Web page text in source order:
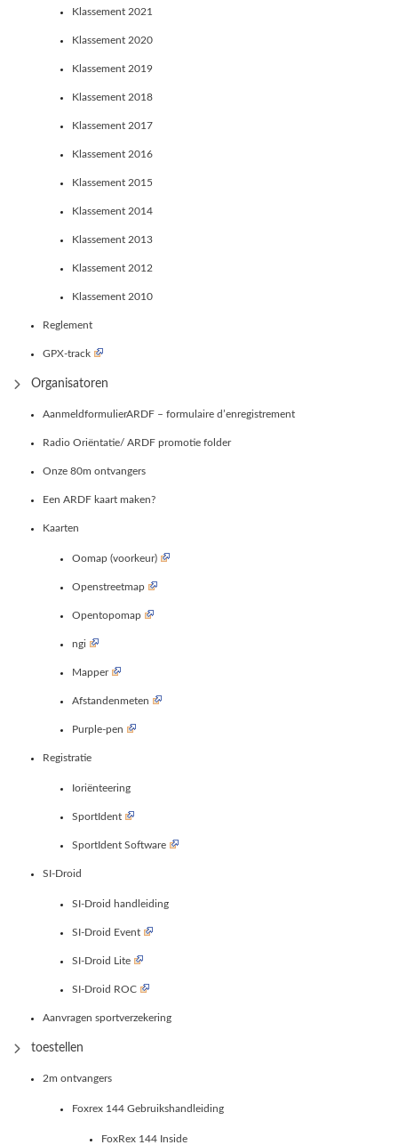
Klassement 2021
Klassement 2020
Klassement 2019
Klassement 2018
Klassement 2017
Klassement 2016
Klassement 2015
Klassement 2014
Klassement 2013
Klassement 2012
Klassement 2010
Reglement
GPX-track
Organisatoren
AanmeldformulierARDF – formulaire d’enregistrement
Radio Oriëntatie/ ARDF promotie folder
Onze 80m ontvangers
Een ARDF kaart maken?
Kaarten
Oomap (voorkeur)
Openstreetmap
Opentopomap
ngi
Mapper
Afstandenmeten
Purple-pen
Registratie
Ioriënteering
SportIdent
SportIdent Software
SI-Droid
SI-Droid handleiding
SI-Droid Event
SI-Droid Lite
SI-Droid ROC
Aanvragen sportverzekering
toestellen
2m ontvangers
Foxrex 144 Gebruikshandleiding
FoxRex 144 Inside